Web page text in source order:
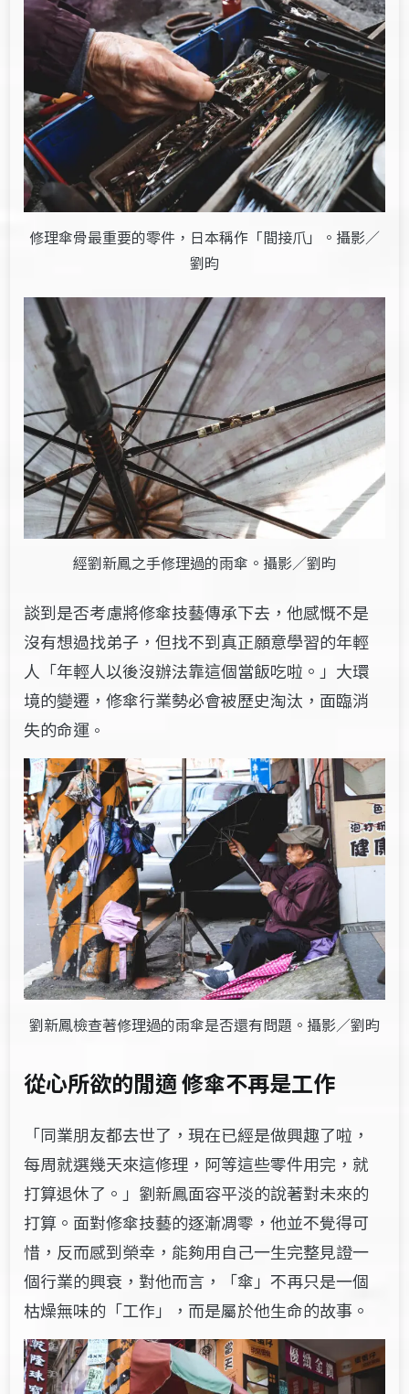
修理傘骨最重要的零件，日本稱作「間接爪」。攝影／
劉昀
經劉新鳳之手修理過的雨傘。攝影／劉昀
談到是否考慮將修傘技藝傳承下去，他感慨不是
沒有想過找弟子，但找不到真正願意學習的年輕
人「年輕人以後沒辦法靠這個當飯吃啦。」大環
境的變遷，修傘行業勢必會被歷史淘汰，面臨消
失的命運 。
劉新鳳檢查著修理過的雨傘是否還有問題。攝影／劉昀
從心所欲的閒適 修傘不再是工作
「同業朋友都去世了，現在已經是做興趣了啦，
每周就選幾天來這修理，阿等這些零件用完，就
打算退休了。」劉新鳳面容平淡的說著對未來的
打算。面對修傘技藝的逐漸凋零，他並不覺得可
惜，反而感到榮幸，能夠用自己一生完整見證一
個行業的興衰，對他而言，「傘」不再只是一個
枯燥無味的「工作」，而是屬於他生命的故事。